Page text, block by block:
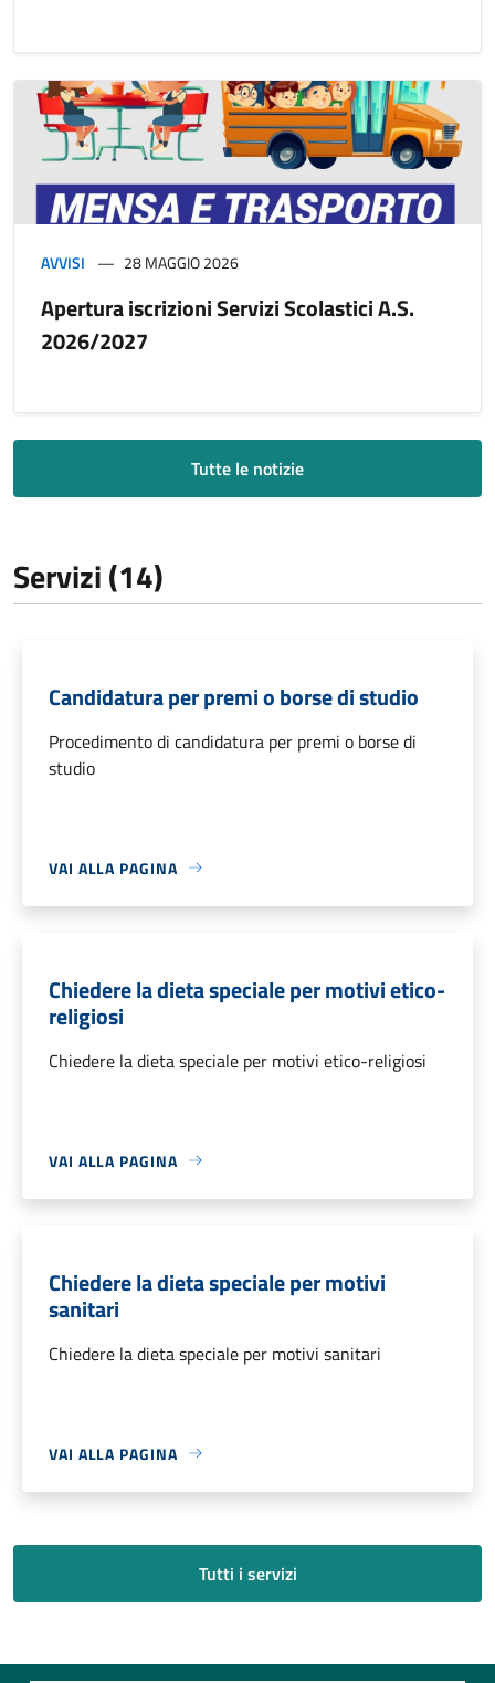
AVVISI 28 MAGGIO 2026
Apertura iscrizioni Servizi Scolastici A.S.
2026/2027
Tutte le notizie
Servizi (14)
Candidatura per premi o borse di studio
Procedimento di candidatura per premi o borse di
studio
VAI ALLA PAGINA
Chiedere la dieta speciale per motivi etico-
religiosi
Chiedere la dieta speciale per motivi etico-religiosi
VAI ALLA PAGINA
Chiedere la dieta speciale per motivi
sanitari
Chiedere la dieta speciale per motivi sanitari
VAI ALLA PAGINA
Tutti i servizi